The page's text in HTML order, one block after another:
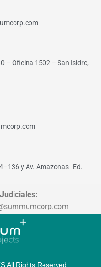
– Oficina 1502 – San Isidro,
y Av. Amazonas Ed.
All Rights Reserved